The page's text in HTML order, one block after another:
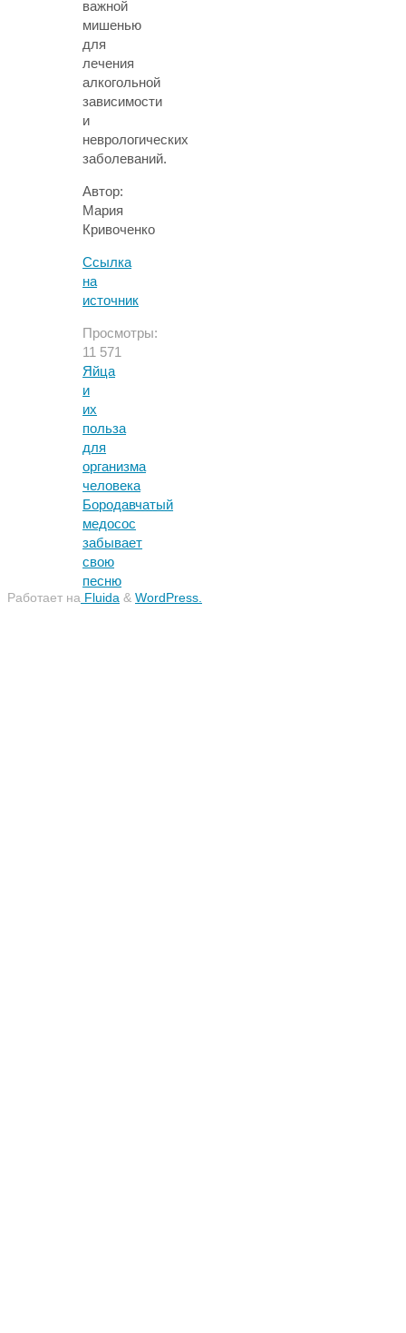
важной
мишенью
для
лечения
алкогольной
зависимости
и
неврологических
заболеваний.
Автор:
Мария
Кривоченко
Ссылка
на
источник
Просмотры:
11 571
Яйца
и
их
польза
для
организма
человека
Бородавчатый
медосос
забывает
свою
песню
Работает на Fluida & WordPress.